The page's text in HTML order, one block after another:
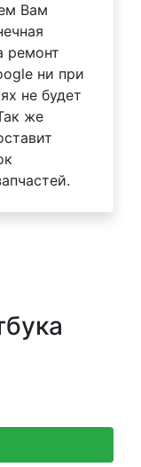
Вам
ремонт
ни при
не будет
же